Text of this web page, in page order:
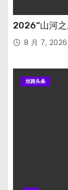
2026“山河
8 月 7, 2026
丝路头条